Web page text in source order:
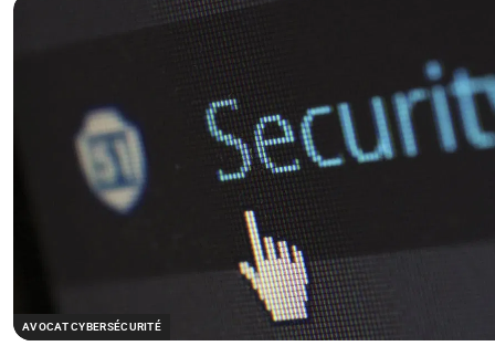
AVOCAT CYBERSÉCURITÉ